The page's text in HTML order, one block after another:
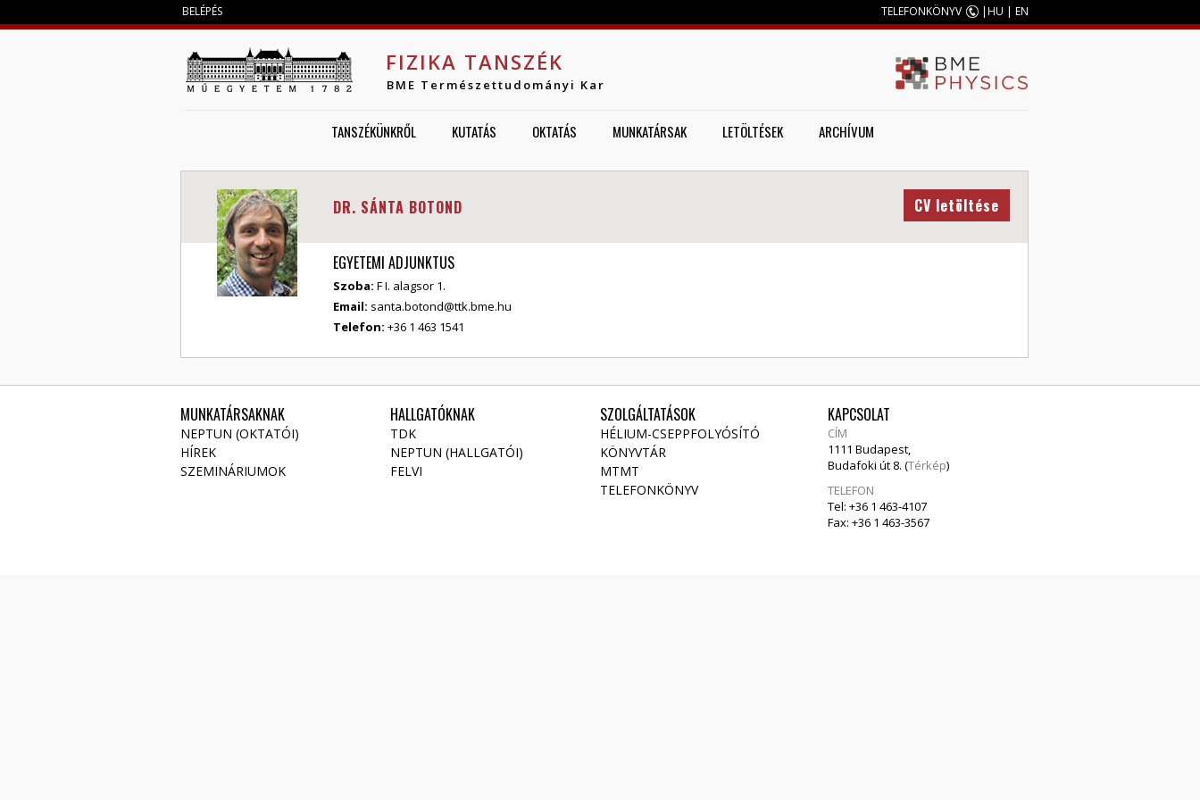
BELÉPÉS TELEFONKÖNYV |HU | EN
FIZIKA TANSZÉK
BME Természettudományi Kar
TANSZÉKÜNKRŐL KUTATÁS OKTATÁS MUNKATÁRSAK LETÖLTÉSEK ARCHÍVUM
DR. SÁNTA BOTOND CV letöltése
EGYETEMI ADJUNKTUS
Szoba: F I. alagsor 1.
Email: santa.botond@ttk.bme.hu
Telefon: +36 1 463 1541
MUNKATÁRSAKNAK
NEPTUN (OKTATÓI)
HÍREK
SZEMINÁRIUMOK
HALLGATÓKNAK
TDK
NEPTUN (HALLGATÓI)
FELVI
SZOLGÁLTATÁSOK
HÉLIUM-CSEPPFOLYÓSÍTÓ
KÖNYVTÁR
MTMT
TELEFONKÖNYV
KAPCSOLAT
CÍM
1111 Budapest,
Budafoki út 8. (Térkép)
TELEFON
Tel: +36 1 463-4107
Fax: +36 1 463-3567